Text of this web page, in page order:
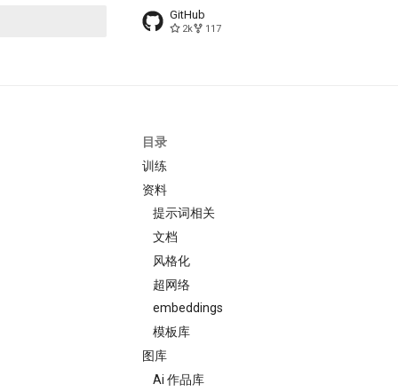
GitHub
2k 117
目录
训练
资料
提示词相关
文档
风格化
超网络
embeddings
模板库
图库
Ai 作品库